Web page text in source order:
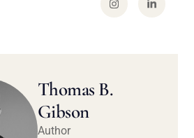
Thomas B.
Gibson
Author